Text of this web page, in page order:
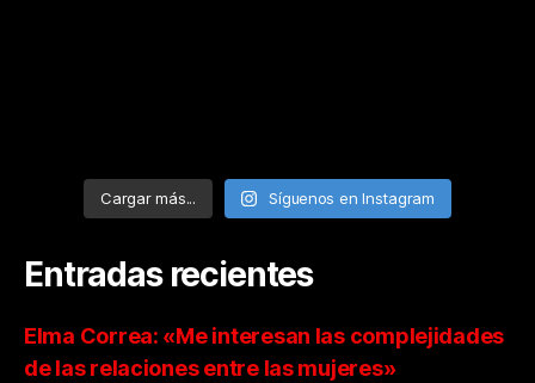
Cargar más... Síguenos en Instagram
Entradas recientes
Elma Correa: «Me interesan las complejidades
de las relaciones entre las mujeres»